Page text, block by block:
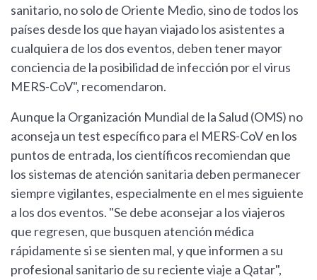
sanitario, no solo de Oriente Medio, sino de todos los
países desde los que hayan viajado los asistentes a
cualquiera de los dos eventos, deben tener mayor
conciencia de la posibilidad de infección por el virus
MERS-CoV", recomendaron.
Aunque la Organización Mundial de la Salud (OMS) no
aconseja un test específico para el MERS-CoV en los
puntos de entrada, los científicos recomiendan que
los sistemas de atención sanitaria deben permanecer
siempre vigilantes, especialmente en el mes siguiente
a los dos eventos. "Se debe aconsejar a los viajeros
que regresen, que busquen atención médica
rápidamente si se sienten mal, y que informen a su
profesional sanitario de su reciente viaje a Qatar",